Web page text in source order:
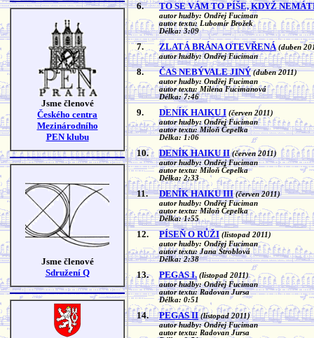
Jsme členové
Českého centra
Mezinárodního
PEN klubu
Jsme členové
Sdružení Q
6. TO SE VÁM TO PÍŠE, KDYŽ
autor hudby: Ondřej Fuciman
autor textu: Lubomír Brožek
Délka: 3:09
7. ZLATÁ BRÁNA OTEVŘENÁ (duben
autor hudby: Ondřej Fuciman
8. ČAS NEBÝVALE JINÝ (duben 2011)
autor hudby: Ondřej Fuciman
autor textu: Milena Fucimanová
Délka: 7:46
9. DENÍK HAIKU I (červen 2011)
autor hudby: Ondřej Fuciman
autor textu: Miloň Čepelka
Délka: 1:06
10. DENÍK HAIKU II (červen 2011)
autor hudby: Ondřej Fuciman
autor textu: Miloň Čepelka
Délka: 2:33
11. DENÍK HAIKU III (červen 2011)
autor hudby: Ondřej Fuciman
autor textu: Miloň Čepelka
Délka: 1:55
12. PÍSEŇ O RŮŽI (listopad 2011)
autor hudby: Ondřej Fuciman
autor textu: Jana Štroblová
Délka: 2:38
13. PEGAS I. (listopad 2011)
autor hudby: Ondřej Fuciman
autor textu: Radovan Jursa
Délka: 0:51
14. PEGAS II (listopad 2011)
autor hudby: Ondřej Fuciman
autor textu: Radovan Jursa